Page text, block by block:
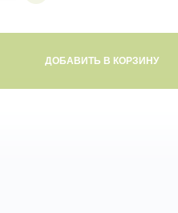
ДОБАВИТЬ В КОРЗИНУ